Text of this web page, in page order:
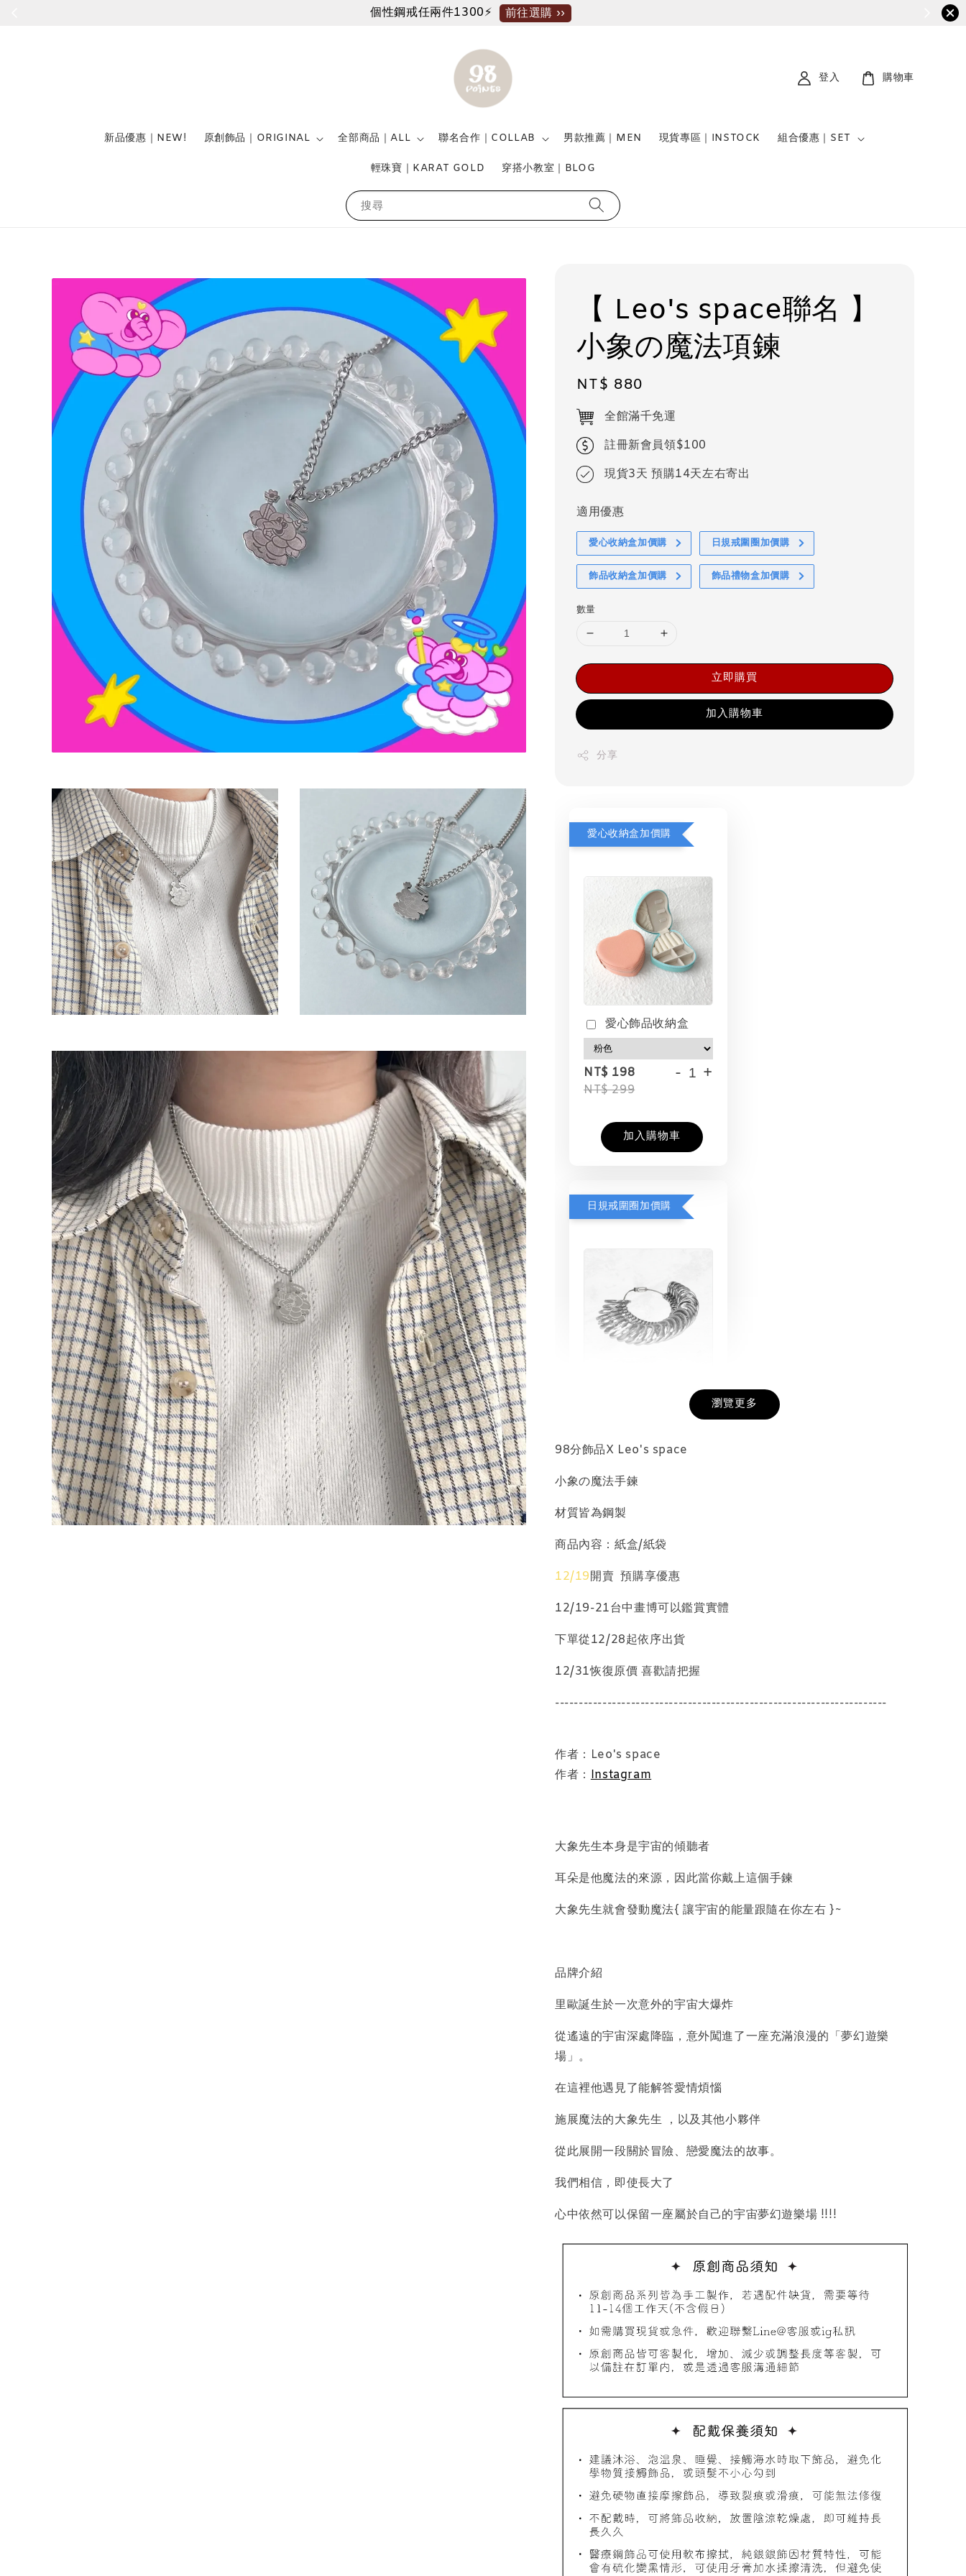
個性鋼戒任兩件1300⚡ 前往選購 ››
搜尋
新品優惠｜NEW! 原創飾品｜ORIGINAL 全部商品｜ALL 聯名合作｜COLLAB 男款推薦｜MEN 現貨專區｜INSTOCK 組合優惠｜SET
輕珠寶｜KARAT GOLD 穿搭小教室｜BLOG
登入 購物車
【 Leo's space聯名 】
小象の魔法項鍊
Regular
price
NT$ 880
全館滿千免運
註冊新會員領$100
現貨3天 預購14天左右寄出
適用優惠
愛心收納盒加價購 日規戒圍圈加價購
飾品收納盒加價購 飾品禮物盒加價購
數量
立即購買
加入購物車
分享
愛心收納盒加價購
愛心飾品收納盒
NT$ 198
NT$ 299
- +
加入購物車
日規戒圍圈加價購
NT$ 98
+
加入購物車
質感飾品收納盒
飾品禮物盒
NT$ 69
+
加入購物車
瀏覽更多
98分飾品X Leo's space
小象の魔法手鍊
材質皆為鋼製
商品內容：紙盒/紙袋
12/19開賣 預購享優惠
12/19-21台中畫博可以鑑賞實體
下單從12/28起依序出貨
12/31恢復原價 喜歡請把握
----------------------------------------------------------------------
作者：Leo's space
作者： Instagram
大象先生本身是宇宙的傾聽者
耳朵是他魔法的來源，因此當你戴上這個手鍊
大象先生就會發動魔法{ 讓宇宙的能量跟隨在你左右 }~
品牌介紹
里歐誕生於一次意外的宇宙大爆炸
從遙遠的宇宙深處降臨，意外闖進了一座充滿浪漫的「夢幻遊樂
場」。
在這裡他遇見了能解答愛情煩惱
施展魔法的大象先生 ，以及其他小夥伴
從此展開一段關於冒險、戀愛魔法的故事。
我們相信，即使長大了
心中依然可以保留一座屬於自己的宇宙夢幻遊樂場 !!!!